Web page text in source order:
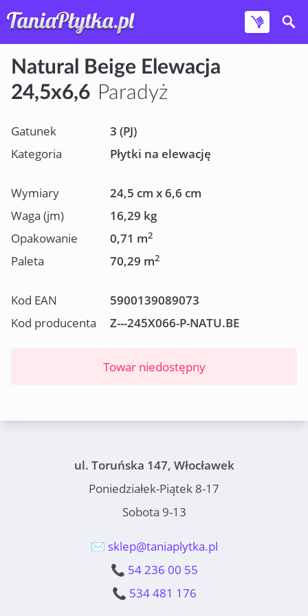
Natural Beige Elewacja
24,5x6,6 Paradyż
Gatunek
3 (PJ)
Kategoria
Płytki na elewację
Wymiary
24,5 cm x 6,6 cm
Waga (jm)
16,29 kg
Opakowanie
0,71 m2
Paleta 70,29 m2
Kod EAN
5900139089073
Kod producenta
Z---245X066-P-NATU.BE
Towar niedostępny
ul. Toruńska 147, Włocławek
Poniedziałek-Piątek 8-17
Sobota 9-13
✉️ sklep@taniaplytka.pl
📞 54 236 00 55
📞 534 481 176